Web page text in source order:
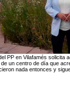
PP en Vilafamés solicita
un centro de día que
nada entonces y